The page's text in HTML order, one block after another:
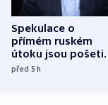
Spekulace o
přímém ruském
útoku jsou
míní estonský
před 5h